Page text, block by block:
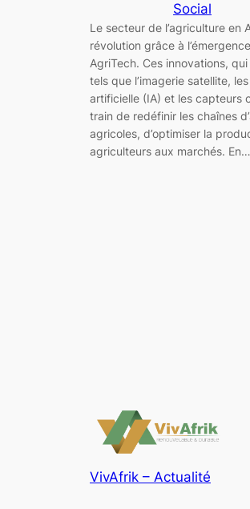
Social
Le secteur de l’agriculture en
révolution grâce à
AgriTech. Ces innovations,
tels que l’imagerie satellite,
artificielle (IA) et les capteurs
train de redéfinir les chaînes
agricoles, d’optimiser la
agriculteurs aux marchés. En…
VivAfrik – Actualité